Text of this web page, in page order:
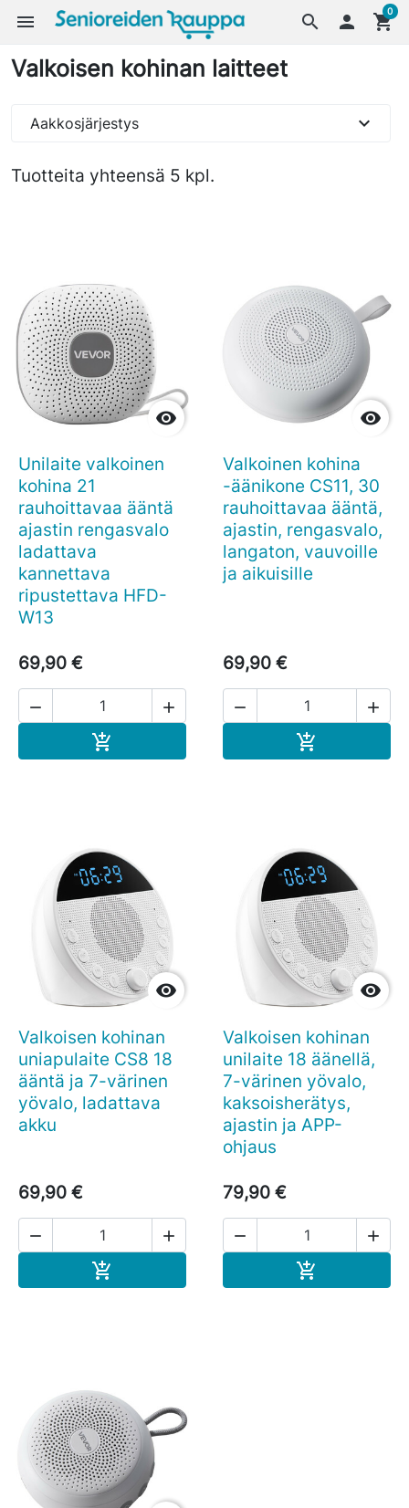
search
menu  shopping_cart
0
Valkoisen kohinan laitteet
Tuotteita yhteensä 5 kpl.
Aakkosjärjestys expand_more

Unilaite valkoinen
kohina 21
rauhoittavaa ääntä
ajastin rengasvalo
ladattava
kannettava
ripustettava HFD-
W13
69,90 €
 


Valkoinen kohina
-äänikone CS11, 30
rauhoittavaa ääntä,
ajastin, rengasvalo,
langaton, vauvoille
ja aikuisille
69,90 €
 


Valkoisen kohinan
uniapulaite CS8 18
ääntä ja 7-värinen
yövalo, ladattava
akku
69,90 €
 


Valkoisen kohinan
unilaite 18 äänellä,
7-värinen yövalo,
kaksoisherätys,
ajastin ja APP-
ohjaus
79,90 €
 
